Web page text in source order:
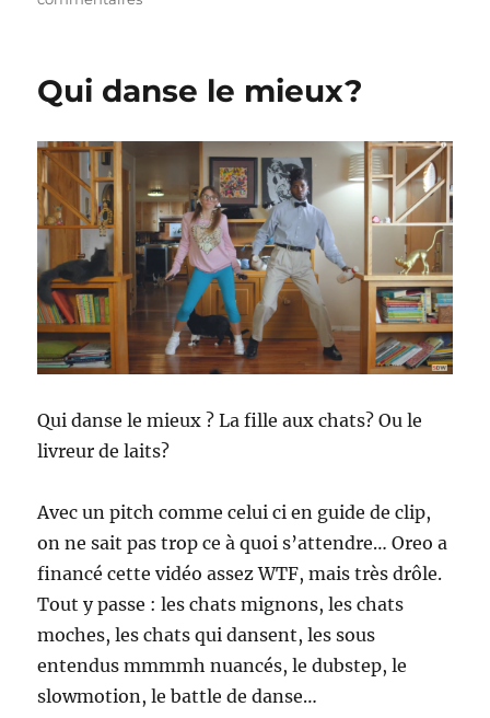
du
Qui danse le mieux?
Qui danse le mieux ? La fille aux chats? Ou le
livreur de laits?
Avec un pitch comme celui ci en guide de clip,
on ne sait pas trop ce à quoi s’attendre… Oreo a
financé cette vidéo assez WTF, mais très drôle.
Tout y passe : les chats mignons, les chats
moches, les chats qui dansent, les sous
entendus mmmmh nuancés, le dubstep, le
slowmotion, le battle de danse…